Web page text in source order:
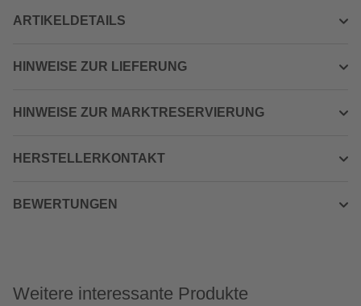
ARTIKELDETAILS
HINWEISE ZUR LIEFERUNG
HINWEISE ZUR MARKTRESERVIERUNG
HERSTELLERKONTAKT
BEWERTUNGEN
Weitere interessante Produkte